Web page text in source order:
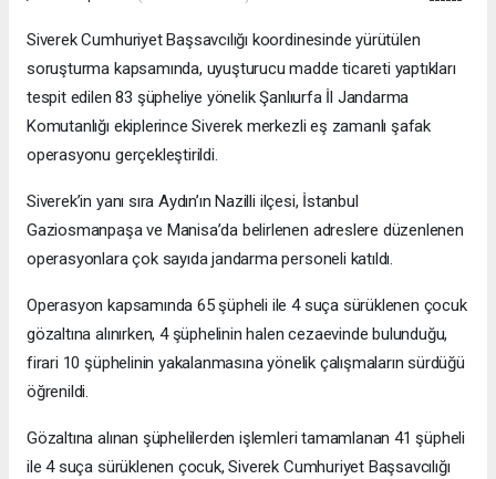
Siverek Cumhuriyet Başsavcılığı koordinesinde yürütülen
soruşturma kapsamında, uyuşturucu madde ticareti yaptıkları
tespit edilen 83 şüpheliye yönelik Şanlıurfa İl Jandarma
Komutanlığı ekiplerince Siverek merkezli eş zamanlı şafak
operasyonu gerçekleştirildi.
Siverek’in yanı sıra Aydın’ın Nazilli ilçesi, İstanbul
Gaziosmanpaşa ve Manisa’da belirlenen adreslere düzenlenen
operasyonlara çok sayıda jandarma personeli katıldı.
Operasyon kapsamında 65 şüpheli ile 4 suça sürüklenen çocuk
gözaltına alınırken, 4 şüphelinin halen cezaevinde bulunduğu,
firari 10 şüphelinin yakalanmasına yönelik çalışmaların sürdüğü
öğrenildi.
Gözaltına alınan şüphelilerden işlemleri tamamlanan 41 şüpheli
ile 4 suça sürüklenen çocuk, Siverek Cumhuriyet Başsavcılığı